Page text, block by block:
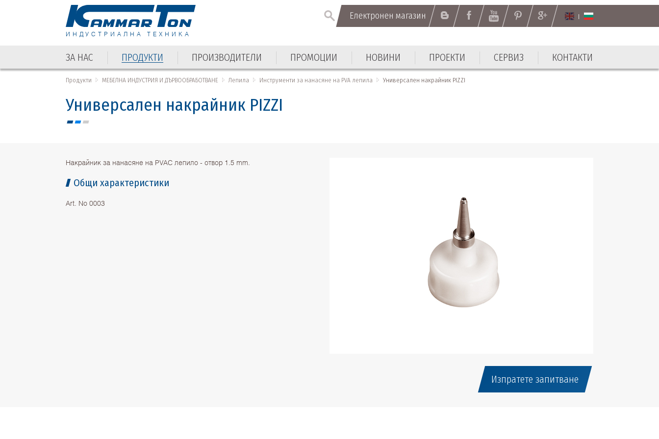
ИНДУСТРИАЛНА ТЕХНИКА
Електронен магазин
ЗА НАС ПРОДУКТИ ПРОИЗВОДИТЕЛИ ПРОМОЦИИ НОВИНИ ПРОЕКТИ СЕРВИЗ КОНТАКТИ
Електронен магазин
ЗА НАС ПРОДУКТИ
Продукти МЕБЕЛНА ИНДУСТРИЯ И ДЪРВООБРАБОТВАНЕ Лепила Инструменти за нанасяне на PVA лепила Универсален накрайник PIZZI
Универсален накрайник PIZZI
Накрайник за нанасяне на PVAC лепило - отвор 1.5 mm.
Общи характеристики
Art. No 0003
Изпратете запитване